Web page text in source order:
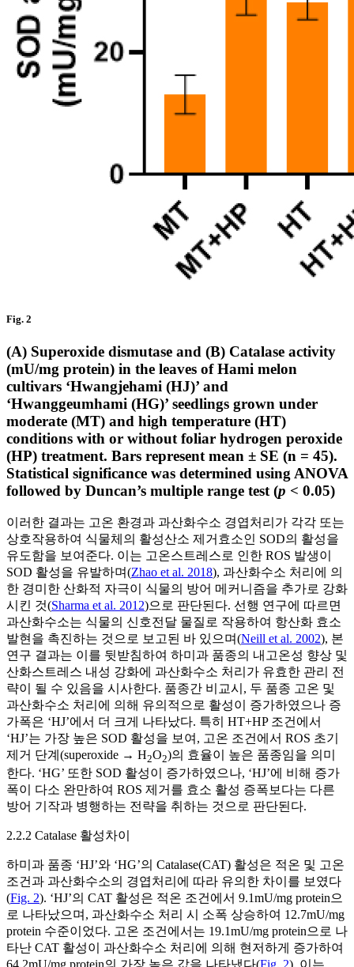
Fig. 2
(A) Superoxide dismutase and (B) Catalase activity
(mU/mg protein) in the leaves of Hami melon
cultivars ‘Hwangjehami (HJ)’ and
‘Hwanggeumhami (HG)’ seedlings grown under
moderate (MT) and high temperature (HT)
conditions with or without foliar hydrogen peroxide
(HP) treatment. Bars represent mean ± SE (n = 45).
Statistical significance was determined using ANOVA
followed by Duncan’s multiple range test (p < 0.05)
이러한 결과는 고온 환경과 과산화수소 경엽처리가 각각 또는
상호작용하여 식물체의 활성산소 제거효소인 SOD의 활성을
유도함을 보여준다. 이는 고온스트레스로 인한 ROS 발생이
SOD 활성을 유발하며(Zhao et al. 2018), 과산화수소 처리에 의
한 경미한 산화적 자극이 식물의 방어 메커니즘을 추가로 강화
시킨 것(Sharma et al. 2012)으로 판단된다. 선행 연구에 따르면
과산화수소는 식물의 신호전달 물질로 작용하여 항산화 효소
발현을 촉진하는 것으로 보고된 바 있으며(Neill et al. 2002), 본
연구 결과는 이를 뒷받침하여 하미과 품종의 내고온성 향상 및
산화스트레스 내성 강화에 과산화수소 처리가 유효한 관리 전
략이 될 수 있음을 시사한다. 품종간 비교시, 두 품종 고온 및
과산화수소 처리에 의해 유의적으로 활성이 증가하였으나 증
가폭은 ‘HJ’에서 더 크게 나타났다. 특히 HT+HP 조건에서
‘HJ’는 가장 높은 SOD 활성을 보여, 고온 조건에서 ROS 초기
제거 단계(superoxide → H2O2)의 효율이 높은 품종임을 의미
한다. ‘HG’ 또한 SOD 활성이 증가하였으나, ‘HJ’에 비해 증가
폭이 다소 완만하여 ROS 제거를 효소 활성 증폭보다는 다른
방어 기작과 병행하는 전략을 취하는 것으로 판단된다.
2.2.2 Catalase 활성차이
하미과 품종 ‘HJ’와 ‘HG’의 Catalase(CAT) 활성은 적온 및 고온
조건과 과산화수소의 경엽처리에 따라 유의한 차이를 보였다
(Fig. 2). ‘HJ’의 CAT 활성은 적온 조건에서 9.1mU/mg protein으
로 나타났으며, 과산화수소 처리 시 소폭 상승하여 12.7mU/mg
protein 수준이었다. 고온 조건에서는 19.1mU/mg protein으로 나
타난 CAT 활성이 과산화수소 처리에 의해 현저하게 증가하여